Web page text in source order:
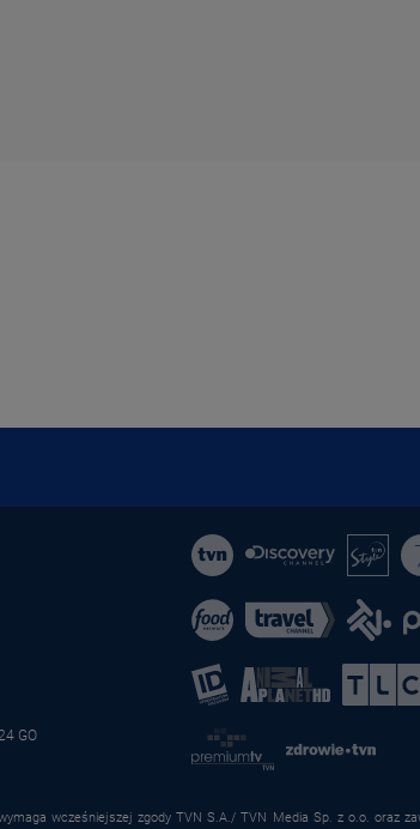
GO
wcześniejszej zgody TVN S.A./ TVN Media Sp. z o.o.